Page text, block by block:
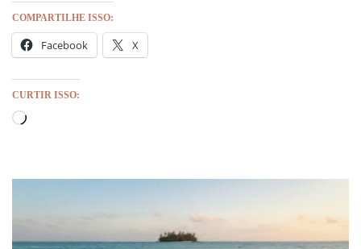
COMPARTILHE ISSO:
Facebook X
CURTIR ISSO: